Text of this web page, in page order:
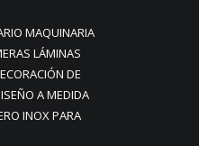
MAQUINARIA
LÁMINAS
DE
A MEDIDA
INOX PARA